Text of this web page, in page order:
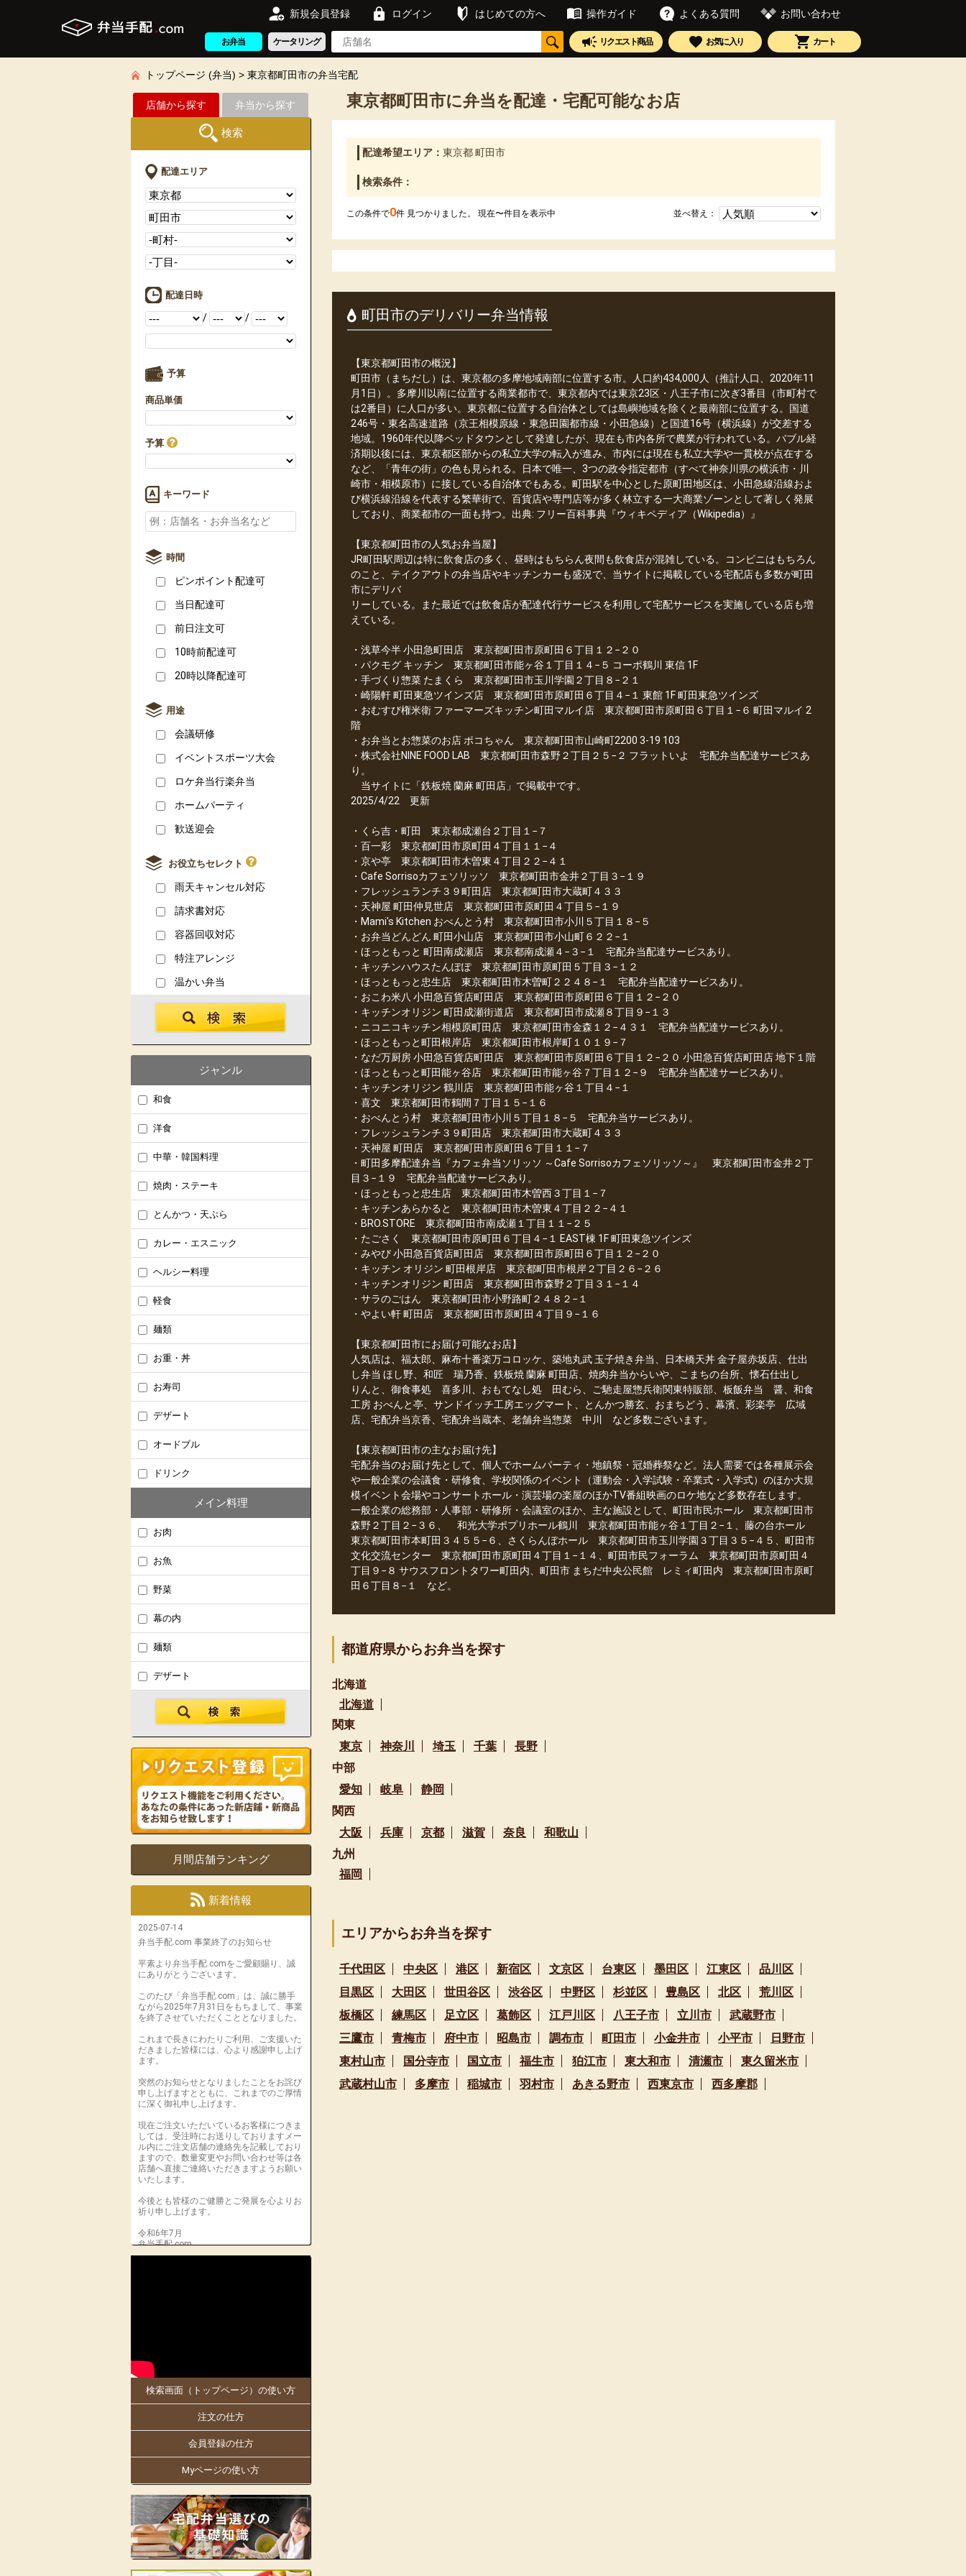
新規会員登録 ログイン はじめての方へ 操作ガイド よくある質問 お問い合わせ
お弁当 ケータリング リクエスト商品 お気に入り カート
トップページ (弁当) 東京都町田市の弁当宅配
店舗から探す 弁当から探す
検索
配達エリア
配達日時
/ /
予算
商品単価
予算
キーワード
時間
ピンポイント配達可
当日配達可
前日注文可
10時前配達可
20時以降配達可
用途
会議研修
イベントスポーツ大会
ロケ弁当行楽弁当
ホームパーティ
歓送迎会
お役立ちセレクト
雨天キャンセル対応
請求書対応
容器回収対応
特注アレンジ
温かい弁当
ジャンル
和食
洋食
中華・韓国料理
焼肉・ステーキ
とんかつ・天ぷら
カレー・エスニック
ヘルシー料理
軽食
麺類
お重・丼
お寿司
デザート
オードブル
ドリンク
メイン料理
お肉
お魚
野菜
幕の内
麺類
デザート
月間店舗ランキング
新着情報
2025-07-14
弁当手配.com 事業終了のお知らせ
平素より弁当手配.comをご愛顧賜り、誠
にありがとうございます。
このたび「弁当手配.com」は、誠に勝手
ながら2025年7月31日をもちまして、事業
を終了させていただくこととなりました。
これまで長きにわたりご利用、ご支援いた
だきました皆様には、心より感謝申し上げ
ます。
突然のお知らせとなりましたことをお詫び
申し上げますとともに、これまでのご厚情
に深く御礼申し上げます。
現在ご注文いただいているお客様につきま
しては、受注時にお送りしておりますメー
ル内にご注文店舗の連絡先を記載しており
ますので、数量変更やお問い合わせ等は各
店舗へ直接ご連絡いただきますようお願い
いたします。
今後とも皆様のご健勝とご発展を心よりお
祈り申し上げます。
令和6年7月
弁当手配.com
伝統の味を大阪・京都でもお楽しみくださ
い。
大阪万博にも出店中!人気商品の「まねき
のえきそば」の出汁を隠し味に使ったり
と、「お料理のまねき」でしかできない味
め込んでおります。
姫路駅の駅弁をはじめ、地域の仕出しやロ
ケ弁、様々なお集りのお弁当などを手掛け
ています。
ある老舗の味をお楽しみいただけます。
見た目も美しく楽しいお弁当をご提供し、
皆様の会合に彩りをお届けします。
店舗詳細ページはこちらから!
検索画面（トップページ）の使い方
注文の仕方
会員登録の仕方
Myページの使い方
東京都町田市に弁当を配達・宅配可能なお店
配達希望エリア： 東京都 町田市
検索条件：
この条件で0件 見つかりました。 現在〜件目を表示中 並べ替え：
町田市のデリバリー弁当情報
【東京都町田市の概況】
町田市（まちだし）は、東京都の多摩地域南部に位置する市。人口約434,000人（推計人口、2020年11
月1日）。多摩川以南に位置する商業都市で、東京都内では東京23区・八王子市に次ぎ3番目（市町村で
は2番目）に人口が多い。東京都に位置する自治体としては島嶼地域を除くと最南部に位置する。国道
246号・東名高速道路（京王相模原線・東急田園都市線・小田急線）と国道16号（横浜線）が交差する
地域。1960年代以降ベッドタウンとして発達したが、現在も市内各所で農業が行われている。バブル経
済期以後には、東京都区部からの私立大学の転入が進み、市内には現在も私立大学や一貫校が点在する
など、「青年の街」の色も見られる。日本で唯一、3つの政令指定都市（すべて神奈川県の横浜市・川
崎市・相模原市）に接している自治体でもある。町田駅を中心とした原町田地区は、小田急線沿線およ
び横浜線沿線を代表する繁華街で、百貨店や専門店等が多く林立する一大商業ゾーンとして著しく発展
しており、商業都市の一面も持つ。出典: フリー百科事典『ウィキペディア（Wikipedia）』
【東京都町田市の人気お弁当屋】
JR町田駅周辺は特に飲食店の多く、昼時はもちらん夜間も飲食店が混雑している。コンビニはもちろん
のこと、テイクアウトの弁当店やキッチンカーも盛況で、当サイトに掲載している宅配店も多数が町田
市にデリバ
リーしている。また最近では飲食店が配達代行サービスを利用して宅配サービスを実施している店も増
えている。
・浅草今半 小田急町田店 東京都町田市原町田６丁目１２−２０
・パクモグ キッチン 東京都町田市能ヶ谷１丁目１４−５ コーポ鶴川 東信 1F
・手づくり惣菜 たまくら 東京都町田市玉川学園２丁目８−２１
・崎陽軒 町田東急ツインズ店 東京都町田市原町田６丁目４−１ 東館 1F 町田東急ツインズ
・おむすび権米衛 ファーマーズキッチン町田マルイ店 東京都町田市原町田６丁目１−６ 町田マルイ 2
階
・お弁当とお惣菜のお店 ポコちゃん 東京都町田市山崎町2200 3-19 103
・株式会社NINE FOOD LAB 東京都町田市森野２丁目２５−２ フラットいよ 宅配弁当配達サービスあ
り。
当サイトに「鉄板焼 蘭麻 町田店」で掲載中です。
2025/4/22 更新
・くら吉・町田 東京都成瀬台２丁目１−７
・百一彩 東京都町田市原町田４丁目１１−４
・京や亭 東京都町田市木曽東４丁目２２−４１
・Cafe Sorrisoカフェソリッソ 東京都町田市金井２丁目３−１９
・フレッシュランチ３９町田店 東京都町田市大蔵町４３３
・天神屋 町田仲見世店 東京都町田市原町田４丁目５−１９
・Mami's Kitchen おべんとう村 東京都町田市小川５丁目１８−５
・お弁当どんどん 町田小山店 東京都町田市小山町６２２−１
・ほっともっと 町田南成瀬店 東京都南成瀬４−３−１ 宅配弁当配達サービスあり。
・キッチンハウスたんぽぽ 東京都町田市原町田５丁目３−１２
・ほっともっと忠生店 東京都町田市木曽町２２４８−１ 宅配弁当配達サービスあり。
・おこわ米八 小田急百貨店町田店 東京都町田市原町田６丁目１２−２０
・キッチンオリジン 町田成瀬街道店 東京都町田市成瀬８丁目９−１３
・ニコニコキッチン相模原町田店 東京都町田市金森１２−４３１ 宅配弁当配達サービスあり。
・ほっともっと町田根岸店 東京都町田市根岸町１０１９−７
・なだ万厨房 小田急百貨店町田店 東京都町田市原町田６丁目１２−２０ 小田急百貨店町田店 地下１階
・ほっともっと町田能ヶ谷店 東京都町田市能ヶ谷７丁目１２−９ 宅配弁当配達サービスあり。
・キッチンオリジン 鶴川店 東京都町田市能ヶ谷１丁目４−１
・喜文 東京都町田市鶴間７丁目１５−１６
・おべんとう村 東京都町田市小川５丁目１８−５ 宅配弁当サービスあり。
・フレッシュランチ３９町田店 東京都町田市大蔵町４３３
・天神屋 町田店 東京都町田市原町田６丁目１１−７
・町田多摩配達弁当『カフェ弁当ソリッソ ～Cafe Sorrisoカフェソリッソ～』 東京都町田市金井２丁
目３−１９ 宅配弁当配達サービスあり。
・ほっともっと忠生店 東京都町田市木曽西３丁目１−７
・キッチンあらかると 東京都町田市木曽東４丁目２２−４１
・BRO.STORE 東京都町田市南成瀬１丁目１１−２５
・たごさく 東京都町田市原町田６丁目４−１ EAST棟 1F 町田東急ツインズ
・みやび 小田急百貨店町田店 東京都町田市原町田６丁目１２−２０
・キッチン オリジン 町田根岸店 東京都町田市根岸２丁目２６−２６
・キッチンオリジン 町田店 東京都町田市森野２丁目３１−１４
・サラのごはん 東京都町田市小野路町２４８２−１
・やよい軒 町田店 東京都町田市原町田４丁目９−１６
【東京都町田市にお届け可能なお店】
人気店は、福太郎、麻布十番楽万コロッケ、築地丸武 玉子焼き弁当、日本橋天丼 金子屋赤坂店、仕出
し弁当 ほし野、和匠 瑞乃香、鉄板焼 蘭麻 町田店、焼肉弁当からいや、こまちの台所、懐石仕出し
りんと、御食事処 喜多川、おもてなし処 田むら、ご馳走屋惣兵衛関東特販部、板飯弁当 醤、和食
工房 おべんと亭、サンドイッチ工房エッグマート、とんかつ勝玄、おまちどう、幕濱、彩楽亭 広域
店、宅配弁当京香、宅配弁当蔵本、老舗弁当惣菜 中川 など多数ございます。
【東京都町田市の主なお届け先】
宅配弁当のお届け先として、個人でホームパーティ・地鎮祭・冠婚葬祭など。法人需要では各種展示会
や一般企業の会議食・研修食、学校関係のイベント（運動会・入学試験・卒業式・入学式）のほか大規
模イベント会場やコンサートホール・演芸場の楽屋のほかTV番組映画のロケ地など多数存在します。
一般企業の総務部・人事部・研修所・会議室のほか、主な施設として、町田市民ホール 東京都町田市
森野２丁目２−３６、 和光大学ポプリホール鶴川 東京都町田市能ヶ谷１丁目２−１、藤の台ホール
東京都町田市本町田３４５５−６、さくらんぼホール 東京都町田市玉川学園３丁目３５−４５、町田市
文化交流センター 東京都町田市原町田４丁目１−１４、町田市民フォーラム 東京都町田市原町田４
丁目９−８ サウスフロントタワー町田内、町田市 まちだ中央公民館 レミィ町田内 東京都町田市原町
田６丁目８−１ など。
都道府県からお弁当を探す
北海道
北海道
関東
東京 神奈川 埼玉 千葉 長野
中部
愛知 岐阜 静岡
関西
大阪 兵庫 京都 滋賀 奈良 和歌山
九州
福岡
エリアからお弁当を探す
千代田区 中央区 港区 新宿区 文京区 台東区 墨田区 江東区
品川区
目黒区
大田区 世田谷区 渋谷区 中野区 杉並区 豊島区 北区
荒川区
板橋区
練馬区 足立区 葛飾区 江戸川区 八王子市 立川市
武蔵野市
三鷹市
青梅市 府中市 昭島市 調布市 町田市 小金井市 小平市
日野市
東村山市
国分寺市 国立市 福生市 狛江市 東大和市 清瀬市
東久留米市
武蔵村山市
多摩市 稲城市 羽村市 あきる野市 西東京市 西多摩郡